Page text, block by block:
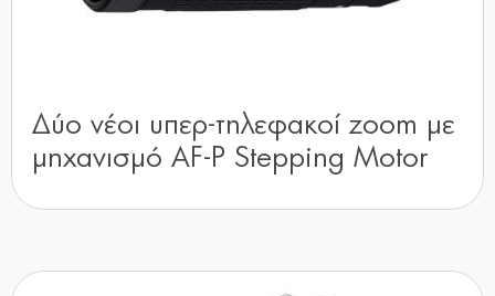
Δύο νέοι υπερ-τηλεφακοί zoom με
μηχανισμό AF-P Stepping Motor